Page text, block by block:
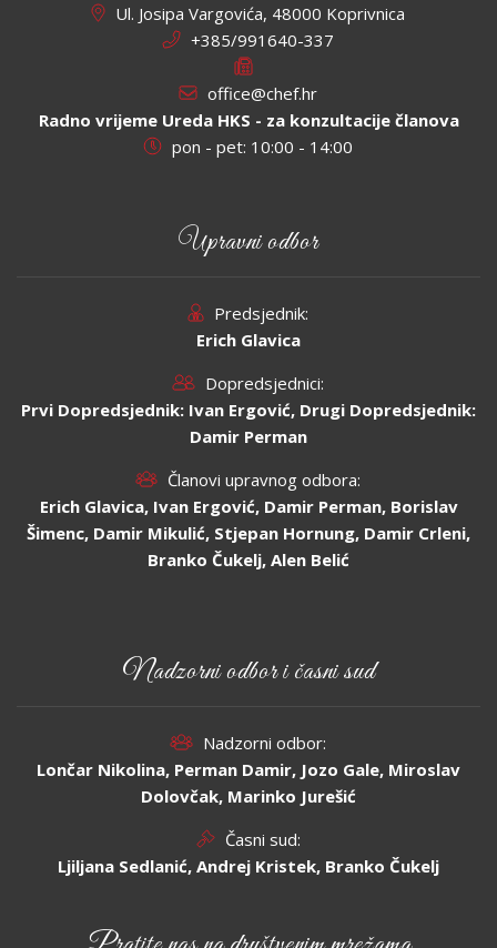
Ul. Josipa Vargovića, 48000 Koprivnica
+385/991640-337
office@chef.hr
Radno vrijeme Ureda HKS - za konzultacije članova
pon - pet: 10:00 - 14:00
Upravni odbor
Predsjednik:
Erich Glavica
Dopredsjednici:
Prvi Dopredsjednik: Ivan Ergović, Drugi Dopredsjednik:
Damir Perman
Članovi upravnog odbora:
Erich Glavica, Ivan Ergović, Damir Perman, Borislav
Šimenc, Damir Mikulić, Stjepan Hornung, Damir Crleni,
Branko Čukelj, Alen Belić
Nadzorni odbor i časni sud
Nadzorni odbor:
Lončar Nikolina, Perman Damir, Jozo Gale, Miroslav
Dolovčak, Marinko Jurešić
Časni sud:
Ljiljana Sedlanić, Andrej Kristek, Branko Čukelj